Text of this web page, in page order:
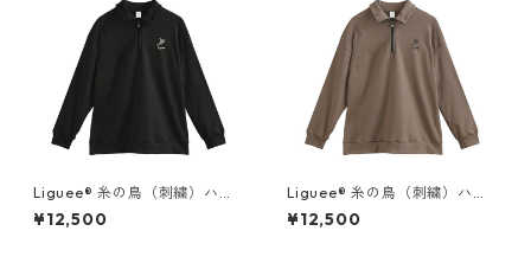
Liguee®️ 糸の鳥（刺繍）ハー
フジップスウェット
¥12,500
Liguee®️ 糸の鳥（刺繍）ハー
フジップスウェット
¥12,500